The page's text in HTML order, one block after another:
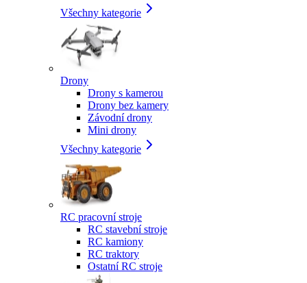
Všechny kategorie
Drony
Drony s kamerou
Drony bez kamery
Závodní drony
Mini drony
Všechny kategorie
RC pracovní stroje
RC stavební stroje
RC kamiony
RC traktory
Ostatní RC stroje